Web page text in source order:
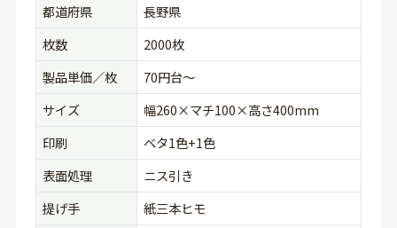
都道府県
長野県
枚数
2000枚
製品単価／枚
70円台〜
サイズ
幅260×マチ100×高さ400mm
印刷
ベタ1色+1色
表面処理
ニス引き
提げ手
紙三本ヒモ